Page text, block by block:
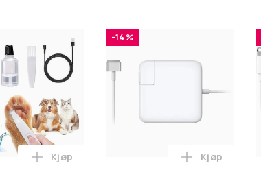
klokkerem i 10-pakning Black i handlekurven
Legg Hundetrimmer / Potetrimmer -
Kjøp
-14 %
Legg Lader
Kjøp